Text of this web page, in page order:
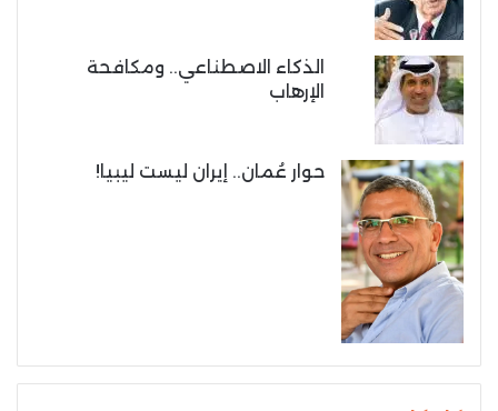
الذكاء الاصطناعي.. ومكافحة
الإرهاب
حوار عُمان.. إيران ليست ليبيا!